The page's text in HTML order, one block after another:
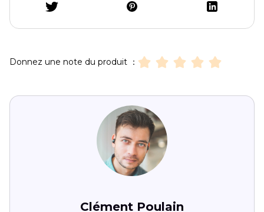
Donnez une note du produit ：
Clément Poulain